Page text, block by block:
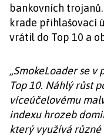
bankovních
krade přihlašovací
vrátil do Top 10 a
„SmokeLoader se
Top 10. Náhlý růst
víceúčelovému
indexu hrozeb
který využívá